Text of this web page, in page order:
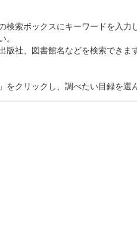
ボックスにキーワードを入力し
、図書館名などを検索できます
クリックし、調べたい目録を選ん